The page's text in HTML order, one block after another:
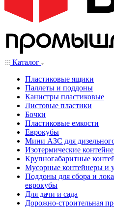
Каталог
Пластиковые ящики
Паллеты и поддоны
Канистры пластиковые
Листовые пластики
Бочки
Пластиковые емкости
Еврокубы
Мини АЗС для
Изотермические
Крупногабаритные
Мусорные контейнеры и
Поддоны для сбора и
еврокубы
Для дачи и сада
Дорожно-строительная